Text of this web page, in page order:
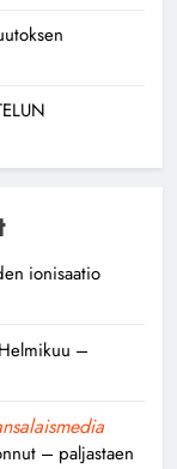
ionisaatio
–
– paljastaen